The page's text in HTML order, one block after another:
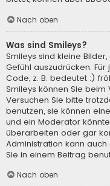
Nach oben
Was sind Smileys?
Smileys sind kleine
Gefühl auszudrücken.
Code, z. B. bedeutet :)
Smileys können Sie
Versuchen Sie bitte
benutzen, sie können
und ein Moderator
überarbeiten oder gar
Administration kann
Sie in einem Beitrag
Nach oben